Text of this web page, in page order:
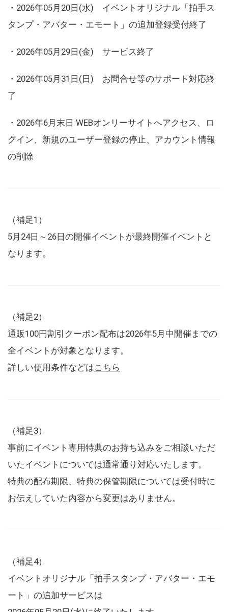
・2026年05月20日(水) イベントオリジナル「拍手ス
タンプ・アバター・エモート」の追加登録受付終了
・2026年05月29日(金) サービス終了
・2026年05月31日(日) お問合せ等のサポート対応終
了
・2026年6月末日 WEBオンリーサイトへアクセス、ロ
グイン、新規のユーザー登録の停止、アカウント情報
の削除
（補足1）
5月24日～26日の開催イベントが最終開催イベントと
なります。
（補足2）
通販100円割引クーポン配布は2026年5月中開催までの
全イベントが対象となります。
詳しい使用条件などはこちら
（補足3）
事前にイベント専用特典のお持ち込みをご相談いただ
いたイベントについては通常通り対応いたします。
特典の配布期限、特典の保管期限については受付時に
お伝えしていた内容から変更はありません。
（補足4）
イベントオリジナル「拍手スタンプ・アバター・エモ
ート」の追加サービスは